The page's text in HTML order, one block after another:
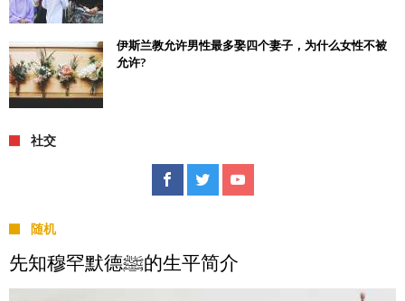
伊斯兰教允许男性最多娶四个妻子，为什么女性不被
允许?
社交
随机
先知穆罕默德ﷺ的生平简介